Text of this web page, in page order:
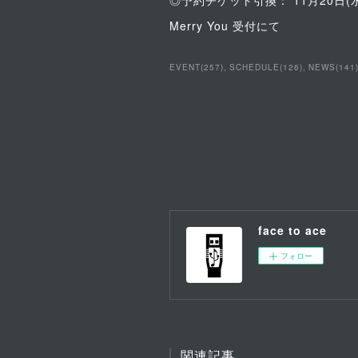
Merry You 受付にて
EVENT(257) SCHEDULE (126) NEWS (141 )
face to ace
フォロー